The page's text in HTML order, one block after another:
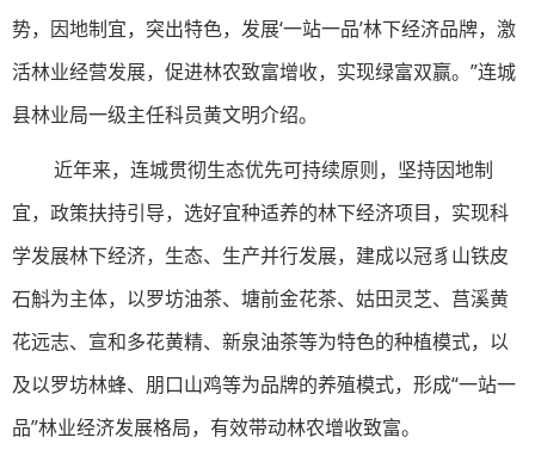
势，因地制宜，突出特色，发展‘一站一品’林下经济品牌，激
活林业经营发展，促进林农致富增收，实现绿富双赢。”连城
县林业局一级主任科员黄文明介绍。
近年来，连城贯彻生态优先可持续原则，坚持因地制
宜，政策扶持引导，选好宜种适养的林下经济项目，实现科
学发展林下经济，生态、生产并行发展，建成以冠豸山铁皮
石斛为主体，以罗坊油茶、塘前金花茶、姑田灵芝、莒溪黄
花远志、宣和多花黄精、新泉油茶等为特色的种植模式，以
及以罗坊林蜂、朋口山鸡等为品牌的养殖模式，形成“一站一
品”林业经济发展格局，有效带动林农增收致富。